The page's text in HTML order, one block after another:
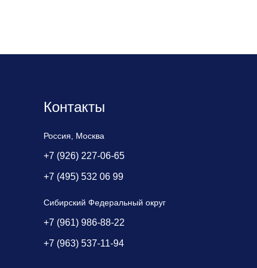
Контакты
+7 (963) 537-11-94
+7 (961) 986-88-22
Сибирский Федеральный округ
+7 (926) 227-06-65
+7 (495) 532 06 99
Россия, Москва